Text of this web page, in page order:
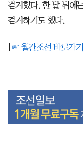
검거했다. 한 달 뒤에
검거하기도 했다.
☞ 월간조선 바로가기